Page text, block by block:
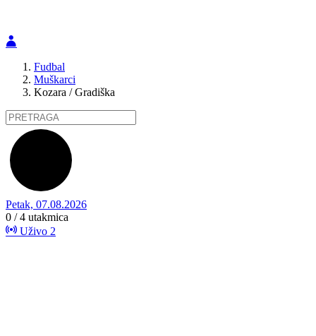
Fudbal
Muškarci
Kozara / Gradiška
Petak, 07.08.2026
0 / 4 utakmica
Uživo 2